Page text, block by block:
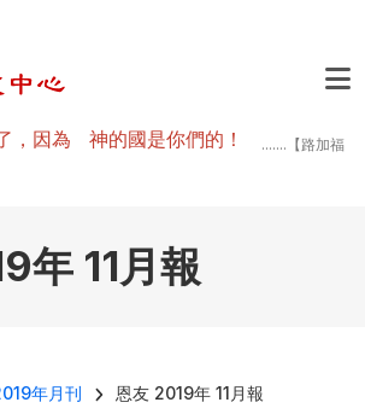
，因為 神的國是你們的！
.......【路加福
年 11月報
年月刊 恩友 2019年 11月報